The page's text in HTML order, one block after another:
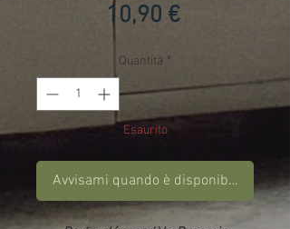
10,90 €Prezzo
Quantità *
Esaurito
Avvisami quando è disponibile